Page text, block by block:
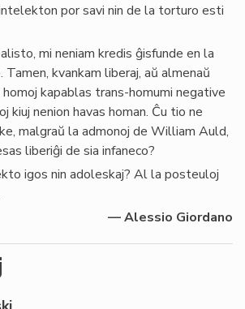
por savi nin de la torturo esti
mi neniam kredis ĝisfunde en la
kvankam liberaj, aŭ almenaŭ
kapablas trans-homumi negative
kiuj nenion havas homan. Ĉu tio ne
malgraŭ la admonoj de William Auld,
liberiĝi de sia infaneco?
igos nin adoleskaj? Al la posteuloj
— Alessio Giordano